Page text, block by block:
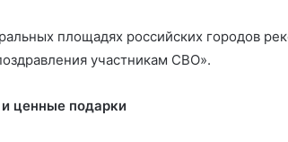
площадях российских городов
участникам СВО».
ценные подарки